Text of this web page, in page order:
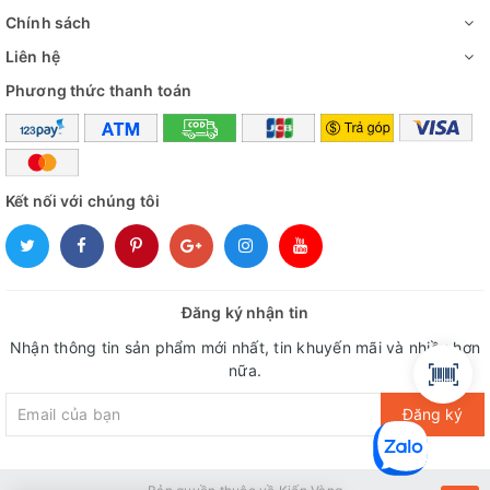
Chính sách
Liên hệ
Phương thức thanh toán
Kết nối với chúng tôi
Đăng ký nhận tin
Nhận thông tin sản phẩm mới nhất, tin khuyến mãi và nhiều hơn
nữa.
Đăng ký